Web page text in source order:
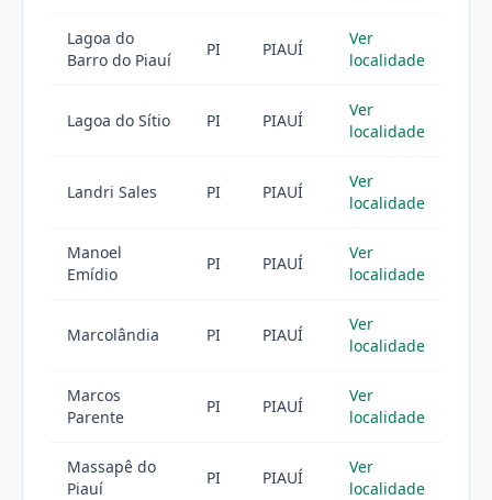
Lagoa do
Barro do Piauí
PI PIAUÍ
Ver
localidade
Lagoa do Sítio PI PIAUÍ
Ver
localidade
Landri Sales PI PIAUÍ
Ver
localidade
Manoel
Emídio
PI PIAUÍ
Ver
localidade
Marcolândia PI PIAUÍ
Ver
localidade
Marcos
Parente
PI PIAUÍ
Ver
localidade
Massapê do
Piauí
PI PIAUÍ
Ver
localidade